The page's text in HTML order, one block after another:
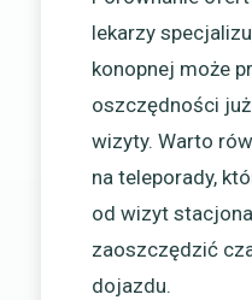
lekarzy
konopnej może
oszczędności
wizyty. Warto
na teleporady,
od wizyt
zaoszczędzić
dojazdu.